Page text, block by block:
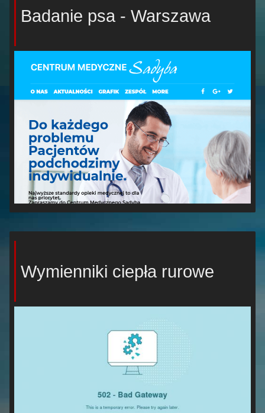
Badanie psa - Warszawa
Wymienniki ciepła rurowe